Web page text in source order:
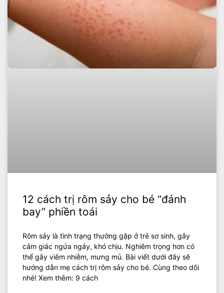
12 cách trị rôm sảy cho bé “đánh
bay” phiền toái
Rôm sảy là tình trạng thường gặp ở trẻ sơ sinh, gây
cảm giác ngứa ngáy, khó chịu. Nghiêm trọng hơn có
thể gây viêm nhiễm, mưng mủ. Bài viết dưới đây sẽ
hướng dẫn mẹ cách trị rôm sảy cho bé. Cùng theo dõi
nhé! Xem thêm: 9 cách